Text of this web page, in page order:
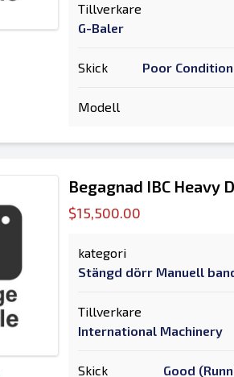
Tillverkare
G-Baler
Skick Poor
Modell
Begagnad IBC Heavy
$15,500.00
kategori
Stängd dörr Manuell
Tillverkare
International Machinery
Skick Good